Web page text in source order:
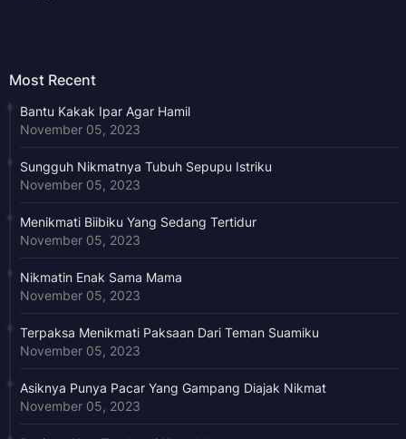
Most Recent
Bantu Kakak Ipar Agar Hamil
November 05, 2023
Sungguh Nikmatnya Tubuh Sepupu Istriku
November 05, 2023
Menikmati Biibiku Yang Sedang Tertidur
November 05, 2023
Nikmatin Enak Sama Mama
November 05, 2023
Terpaksa Menikmati Paksaan Dari Teman Suamiku
November 05, 2023
Asiknya Punya Pacar Yang Gampang Diajak Nikmat
November 05, 2023